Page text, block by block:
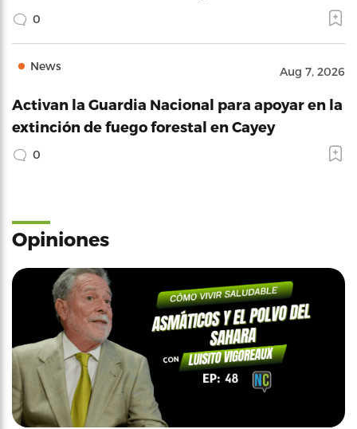
0
News Aug 7, 2026
Activan la Guardia Nacional para apoyar en la
extinción de fuego forestal en Cayey
0
Opiniones